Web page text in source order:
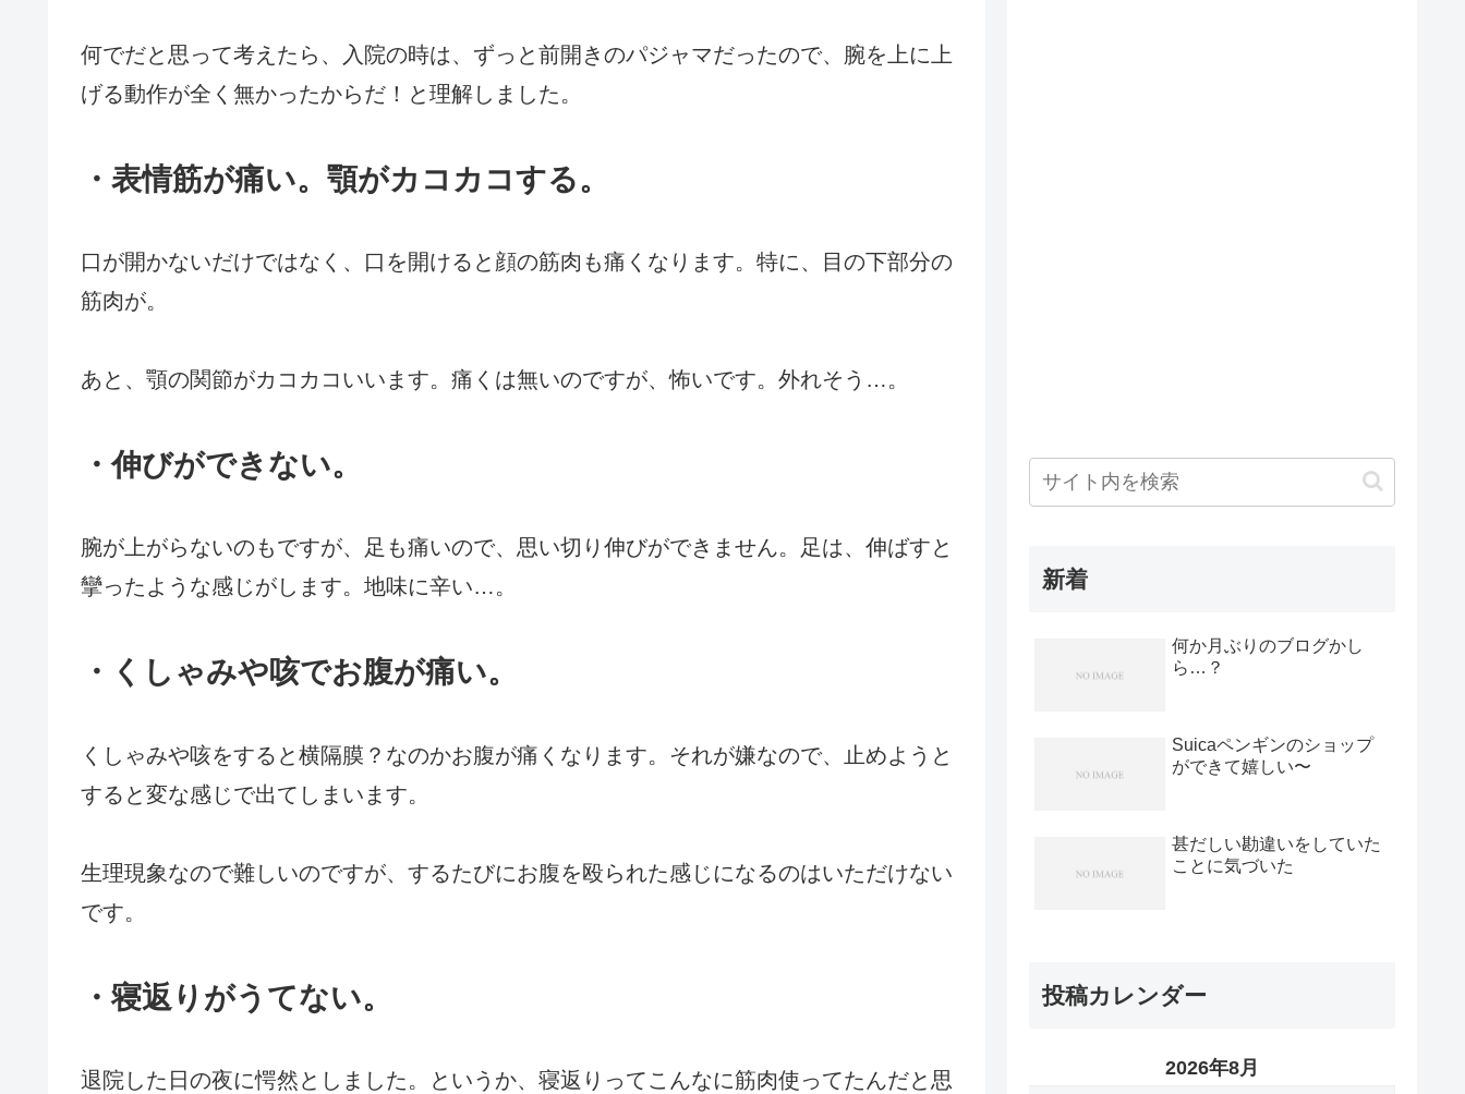
何でだと思って考えたら、入院の時は、ずっと前開きのパジャマだったので、腕を上に上
げる動作が全く無かったからだ！と理解しました。
・表情筋が痛い。 顎がカコカコする。
口が開かないだけではなく、口を開けると顔の筋肉も痛くなります。特に、目の下部分の
筋肉が。
あと、顎の関節がカコカコいいます。痛くは無いのですが、怖いです。外れそう…。
・伸びができない。
腕が上がらないのもですが、足も痛いので、思い切り伸びができません。足は、伸ばすと
攣ったような感じがします。地味に辛い…。
・くしゃみや咳でお腹が痛い。
くしゃみや咳をすると横隔膜？なのかお腹が痛くなります。それが嫌なので、止めようと
すると変な感じで出てしまいます。
生理現象なので難しいのですが、するたびにお腹を殴られた感じになるのはいただけない
です。
・寝返りがうてない。
退院した日の夜に愕然としました。というか、寝返りってこんなに筋肉使ってたんだと思
新着
何か月ぶりのブログかし
ら…？
Suicaペンギンのショップ
ができて嬉しい〜
甚だしい勘違いをしていた
ことに気づいた
投稿カレンダー
2026年8月